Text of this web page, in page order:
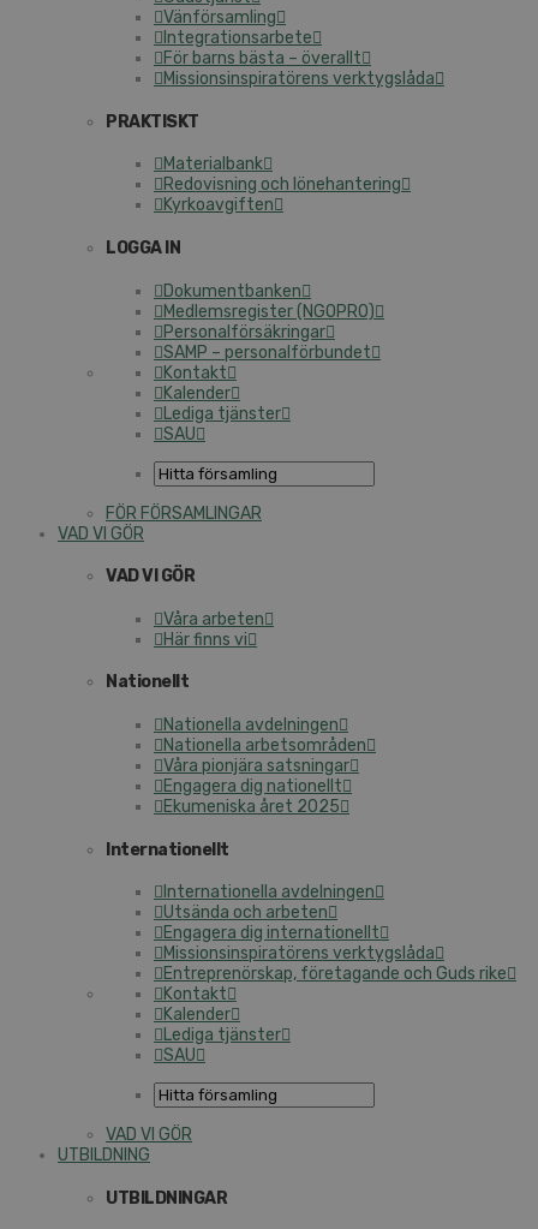
Vänförsamling
Integrationsarbete
För barns bästa – överallt
Missionsinspiratörens verktygslåda
PRAKTISKT
Materialbank
Redovisning och lönehantering
Kyrkoavgiften
LOGGA IN
Dokumentbanken
Medlemsregister (NGOPRO)
Personalförsäkringar
SAMP – personalförbundet
Kontakt
Kalender
Lediga tjänster
SAU
FÖR FÖRSAMLINGAR
VAD VI GÖR
VAD VI GÖR
Våra arbeten
Här finns vi
Nationellt
Nationella avdelningen
Nationella arbetsområden
Våra pionjära satsningar
Engagera dig nationellt
Ekumeniska året 2025
Internationellt
Internationella avdelningen
Utsända och arbeten
Engagera dig internationellt
Missionsinspiratörens verktygslåda
Entreprenörskap, företagande och Guds rike
Kontakt
Kalender
Lediga tjänster
SAU
VAD VI GÖR
UTBILDNING
UTBILDNINGAR